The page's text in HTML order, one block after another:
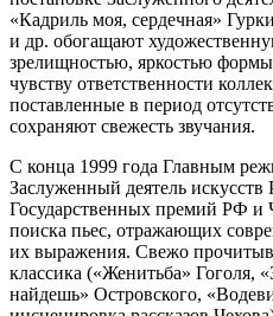
«Кадриль моя, сердечная»
и др. обогащают
зрелищностью, яркостью
чувству ответственности
поставленные в период
сохраняют свежесть звучания.
С конца 1999 года Главным
Заслуженный деятель
Государственных премий РФ и
поиска пьес, отражающих
их выражения. Свежо
классика («Женитьба» Гоголя,
найдешь» Островского,